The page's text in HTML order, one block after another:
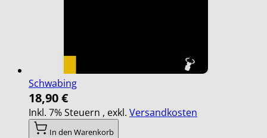
Schwabing
18,90 €
Inkl. 7% Steuern , exkl. Versandkosten
In den Warenkorb